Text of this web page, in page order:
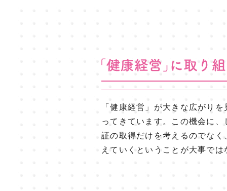
「健康経営」が大きな広がり
ってきています。この機会に
証の取得だけを考えるのでな
えていくということが大事で